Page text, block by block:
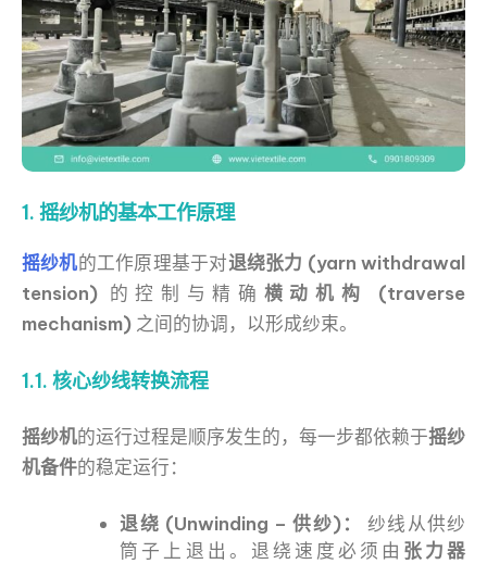
1. 摇纱机的基本工作原理
摇纱机的工作原理基于对退绕张力 (yarn withdrawal
tension) 的控制与精确 横动机构 (traverse
mechanism) 之间的协调，以形成纱束。
1.1. 核心纱线转换流程
摇纱机的运行过程是顺序发生的，每一步都依赖于摇纱
机备件的稳定运行：
退绕 (Unwinding – 供纱)：
纱线从供纱
筒子上退出。退绕速度必须由 张力器